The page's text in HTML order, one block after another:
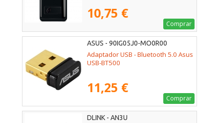
10,75 €
Comprar
ASUS - 90IG05J0-MO0R00
Adaptador USB - Bluetooth 5.0 Asus
USB-BT500
11,25 €
Comprar
DLINK - AN3U